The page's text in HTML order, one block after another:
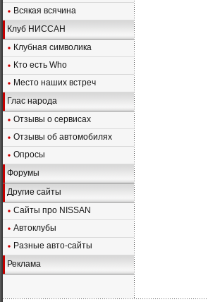
Всякая всячина
Клуб НИССАН
Клубная символика
Кто есть Who
Место наших встреч
Глас народа
Отзывы о сервисах
Отзывы об автомобилях
Опросы
Форумы
Другие сайты
Сайты про NISSAN
Автоклубы
Разные авто-сайты
Реклама